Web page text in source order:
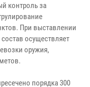
контроль за
При выставлении
осуществляет
оружия,
порядка 300